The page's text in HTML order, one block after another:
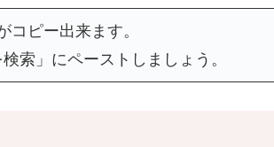
コピー出来ます。
索」にペーストしましょう。